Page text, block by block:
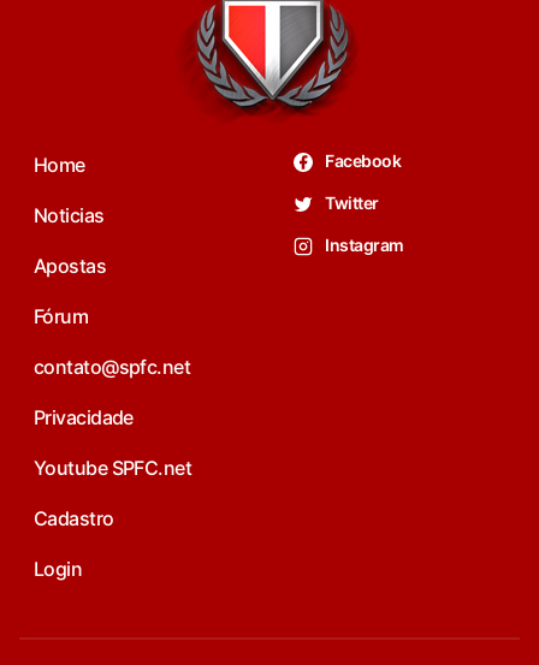
Home
Noticias
Apostas
Fórum
contato@spfc.net
Privacidade
Youtube SPFC.net
Cadastro
Login
Facebook
Twitter
Instagram